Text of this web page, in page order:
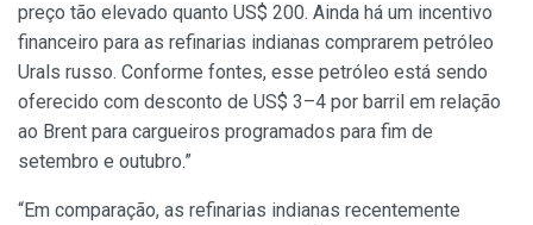
preço tão elevado quanto US$ 200. Ainda há um incentivo
financeiro para as refinarias indianas comprarem petróleo
Urals russo. Conforme fontes, esse petróleo está sendo
oferecido com desconto de US$ 3–4 por barril em relação
ao Brent para cargueiros programados para fim de
setembro e outubro.”
“Em comparação, as refinarias indianas recentemente